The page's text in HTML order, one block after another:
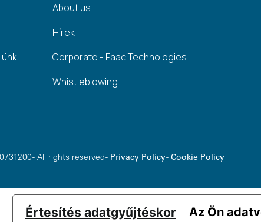
About us
Hírek
Corporate - Faac Technologies
Whistleblowing
- All rights reserved - Privacy Policy- Cookie Policy
Értesítés adatgyűjtéskor Az Ön